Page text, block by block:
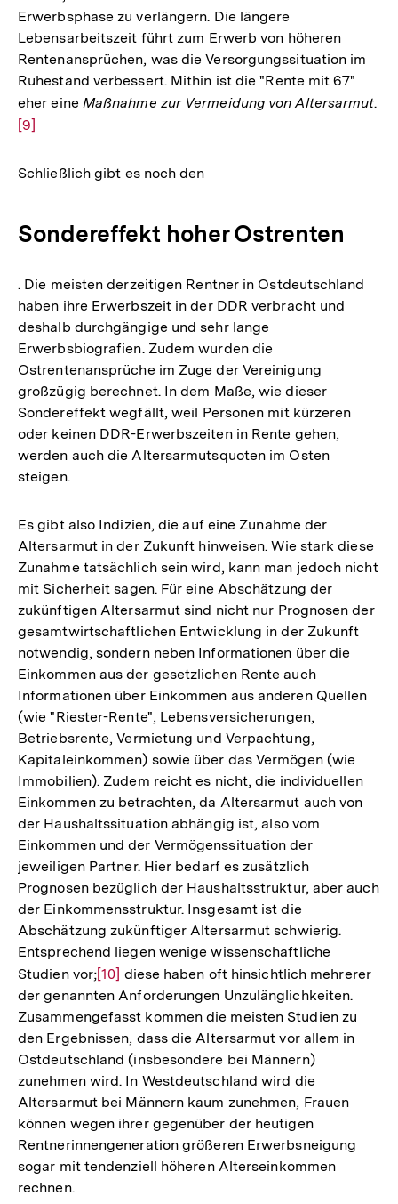
Erwerbsphase zu verlängern. Die längere
Lebensarbeitszeit führt zum Erwerb von höheren
Rentenansprüchen, was die Versorgungssituation im
Ruhestand verbessert. Mithin ist die "Rente mit 67"
eher eine Maßnahme zur Vermeidung von Altersarmut.
[9]
Schließlich gibt es noch den
Sondereffekt hoher Ostrenten
. Die meisten derzeitigen Rentner in Ostdeutschland
haben ihre Erwerbszeit in der DDR verbracht und
deshalb durchgängige und sehr lange
Erwerbsbiografien. Zudem wurden die
Ostrentenansprüche im Zuge der Vereinigung
großzügig berechnet. In dem Maße, wie dieser
Sondereffekt wegfällt, weil Personen mit kürzeren
oder keinen DDR-Erwerbszeiten in Rente gehen,
werden auch die Altersarmutsquoten im Osten
steigen.
Es gibt also Indizien, die auf eine Zunahme der
Altersarmut in der Zukunft hinweisen. Wie stark diese
Zunahme tatsächlich sein wird, kann man jedoch nicht
mit Sicherheit sagen. Für eine Abschätzung der
zukünftigen Altersarmut sind nicht nur Prognosen der
gesamtwirtschaftlichen Entwicklung in der Zukunft
notwendig, sondern neben Informationen über die
Einkommen aus der gesetzlichen Rente auch
Informationen über Einkommen aus anderen Quellen
(wie "Riester-Rente", Lebensversicherungen,
Betriebsrente, Vermietung und Verpachtung,
Kapitaleinkommen) sowie über das Vermögen (wie
Immobilien). Zudem reicht es nicht, die individuellen
Einkommen zu betrachten, da Altersarmut auch von
der Haushaltssituation abhängig ist, also vom
Einkommen und der Vermögenssituation der
jeweiligen Partner. Hier bedarf es zusätzlich
Prognosen bezüglich der Haushaltsstruktur, aber auch
der Einkommensstruktur. Insgesamt ist die
Abschätzung zukünftiger Altersarmut schwierig.
Entsprechend liegen wenige wissenschaftliche
Studien vor;Zur
Auflösung
der
Fußnote
[10] diese haben oft hinsichtlich mehrerer
der genannten Anforderungen Unzulänglichkeiten.
Zusammengefasst kommen die meisten Studien zu
den Ergebnissen, dass die Altersarmut vor allem in
Ostdeutschland (insbesondere bei Männern)
zunehmen wird. In Westdeutschland wird die
Altersarmut bei Männern kaum zunehmen, Frauen
können wegen ihrer gegenüber der heutigen
Rentnerinnengeneration größeren Erwerbsneigung
sogar mit tendenziell höheren Alterseinkommen
rechnen.